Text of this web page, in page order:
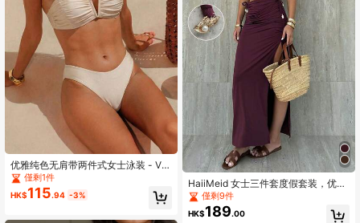
优雅纯色无肩带两件式女士泳装 - V
领比基尼上衣搭配高腰泳裤，夏季海
滩度假必备
僅剩1件
HK$115.94 -3%
HaiiMeid 女士三件套度假套装，优雅
金属贝壳纯色褶皱泳衣，侧开衩吊带
连衣裙，适合海滩夏季穿着
僅剩9件
HK$189.00